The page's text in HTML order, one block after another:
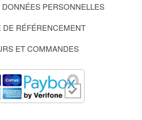
PERSONNELLES
DE RÉFÉRENCEMENT
ET COMMANDES